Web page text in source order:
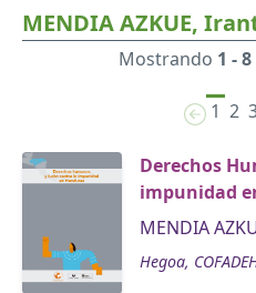
MENDIA AZKUE,
Mostrando 1 - 8
1 2
Derechos
impunidad
MENDIA
Hegoa,